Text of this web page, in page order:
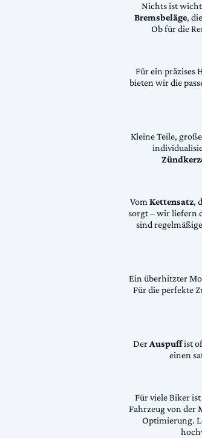
Nichts ist
Bremsbeläge,
Ob für die
Für ein präzises
bieten wir die
Kleine Teile,
VomKettensatz,
sorgt – wir liefern
sind
Ein überhitzter
Für die perfekte
DerAuspuffist
einen
Für viele Biker
Fahrzeug von der
Optimierung.